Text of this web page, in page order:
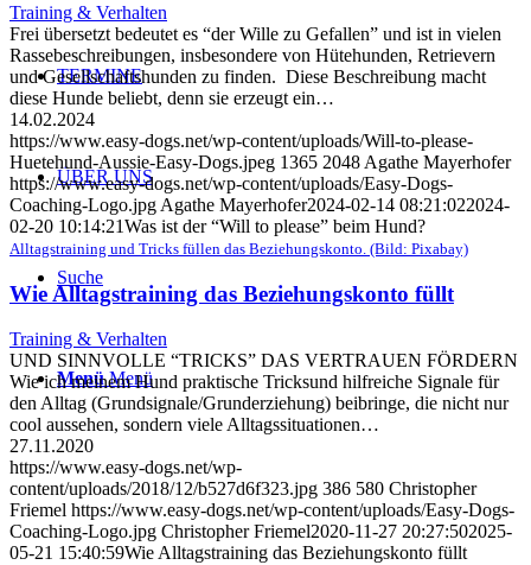
TERMINE
ÜBER UNS
Suche
Menü Menü
Training & Verhalten
Frei übersetzt bedeutet es “der Wille zu Gefallen” und ist in vielen
Rassebeschreibungen, insbesondere von Hütehunden, Retrievern
und Gesellschaftshunden zu finden. Diese Beschreibung macht
diese Hunde beliebt, denn sie erzeugt ein…
14.02.2024
https://www.easy-dogs.net/wp-content/uploads/Will-to-please-
Huetehund-Aussie-Easy-Dogs.jpeg 1365 2048 Agathe Mayerhofer
https://www.easy-dogs.net/wp-content/uploads/Easy-Dogs-
Coaching-Logo.jpg Agathe Mayerhofer2024-02-14 08:21:022024-
02-20 10:14:21Was ist der “Will to please” beim Hund?
Alltagstraining und Tricks füllen das Beziehungskonto. (Bild: Pixabay)
Wie Alltagstraining das Beziehungskonto füllt
Training & Verhalten
UND SINNVOLLE “TRICKS” DAS VERTRAUEN FÖRDERN
Wie ich meinem Hund praktische Tricksund hilfreiche Signale für
den Alltag (Grundsignale/Grunderziehung) beibringe, die nicht nur
cool aussehen, sondern viele Alltagssituationen…
27.11.2020
https://www.easy-dogs.net/wp-
content/uploads/2018/12/b527d6f323.jpg 386 580 Christopher
Friemel https://www.easy-dogs.net/wp-content/uploads/Easy-Dogs-
Coaching-Logo.jpg Christopher Friemel2020-11-27 20:27:502025-
05-21 15:40:59Wie Alltagstraining das Beziehungskonto füllt